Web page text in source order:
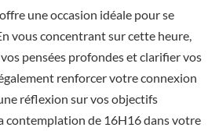
une occasion idéale pour se
vous concentrant sur cette heure,
pensées profondes et clarifier vos
renforcer votre connexion
réflexion sur vos objectifs
contemplation de 16H16 dans votre